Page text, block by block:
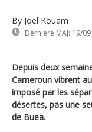
By Joel Kouam
Dernière MAJ: 19/
Depuis deux
Cameroun vibrent
imposé par les
désertes, pas une
de Buea.